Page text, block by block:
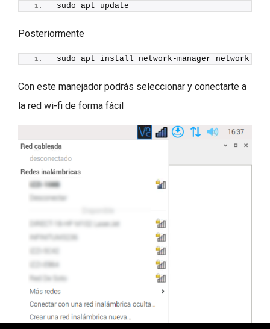
sudo apt update
Posteriormente
sudo apt install network-manager network-
Con este manejador podrás seleccionar y conectarte a
la red wi-fi de forma fácil